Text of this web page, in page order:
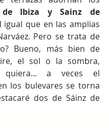
de Ibiza y Sainz de
igual que en las amplias
Pero se trata de
Bueno, más bien de
el sol o la sombra,
dos de Sáinz de